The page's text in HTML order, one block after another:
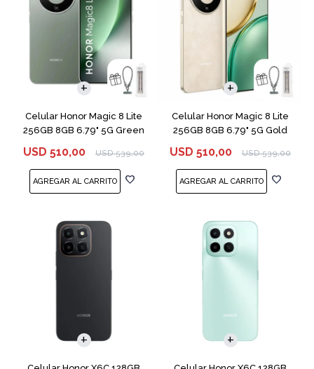
Celular Honor Magic 8 Lite
256GB 8GB 6.79" 5G Green
USD 510,00 USD 539,00
COMPARAR
Celular Honor Magic 8 Lite
256GB 8GB 6.79" 5G Gold
USD 510,00 USD 539,00
COMPARAR
COMPARAR COMPARAR